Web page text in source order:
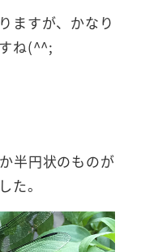
ますが、かなり
ね(^^;
半円状のものが
た。